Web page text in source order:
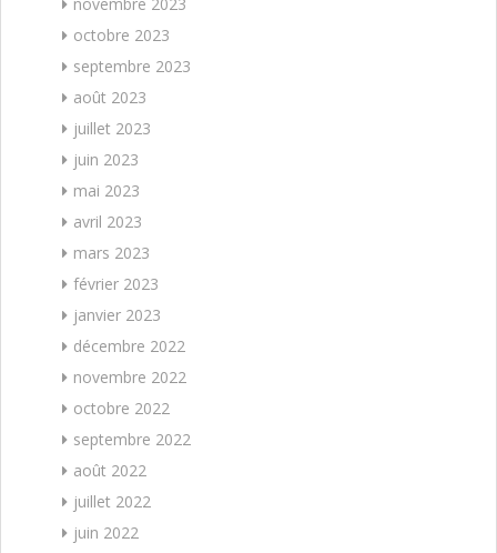
octobre 2023
septembre 2023
août 2023
juillet 2023
juin 2023
mai 2023
avril 2023
mars 2023
février 2023
janvier 2023
décembre 2022
novembre 2022
octobre 2022
septembre 2022
août 2022
juillet 2022
juin 2022